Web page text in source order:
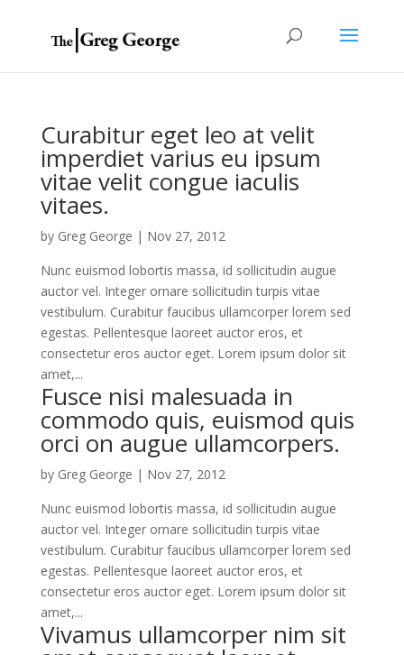
Curabitur eget leo at velit
imperdiet varius eu ipsum
vitae velit congue iaculis
vitaes.
by Greg George | Nov 27, 2012
Nunc euismod lobortis massa, id sollicitudin augue
auctor vel. Integer ornare sollicitudin turpis vitae
vestibulum. Curabitur faucibus ullamcorper lorem sed
egestas. Pellentesque laoreet auctor eros, et
consectetur eros auctor eget. Lorem ipsum dolor sit
amet,...
Fusce nisi malesuada in
commodo quis, euismod quis
orci on augue ullamcorpers.
by Greg George | Nov 27, 2012
Nunc euismod lobortis massa, id sollicitudin augue
auctor vel. Integer ornare sollicitudin turpis vitae
vestibulum. Curabitur faucibus ullamcorper lorem sed
egestas. Pellentesque laoreet auctor eros, et
consectetur eros auctor eget. Lorem ipsum dolor sit
amet,...
Vivamus ullamcorper nim sit